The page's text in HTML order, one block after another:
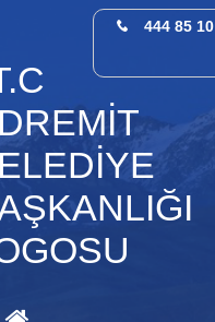
444 85 10